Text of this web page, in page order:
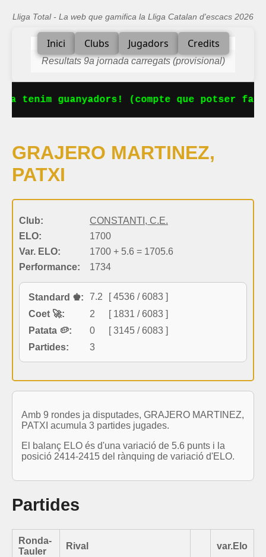
Lliga Total - La web que gamifica la Lliga Catalan d'escacs 2026
Inici Clubs Jugadors Credits
Resultats 9a jornada carregats (provisional)
tenim guanyadors! (compte que potser
GRAJERO MARTINEZ,
PATXI
Club:
CONSTANTI, C.E.
ELO:
1700
Var. ELO:
1700 + 5.6 = 1705.6
Performance:
1734
Standard ♚: 7.2
[ 4536 / 6083 ]
Coet 🚀:
2
[ 1831 / 6083 ]
Patata 🥔:
0
[ 3145 / 6083 ]
Partides:
3
Amb 9 rondes ja disputades, GRAJERO MARTINEZ,
PATXI acumula 3 partides jugades.
El balanç ELO és d'una variació de 5.6 punts i la
posició 2414-2415 del rànquing de variació d'ELO.
Partides
Ronda-
Tauler
Rival var.Elo